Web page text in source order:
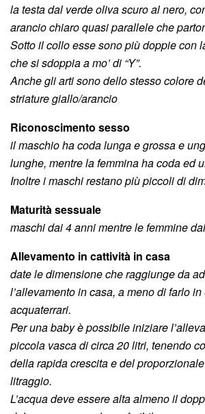
la testa dal verde oliva scuro al nero,
arancio chiaro quasi parallele che
Sotto il collo esse sono più doppie con
che si sdoppia a mo’ di “Y”.
Anche gli arti sono dello stesso colore
striature giallo/arancio
Riconoscimento sesso
il maschio ha coda lunga e grossa e
lunghe, mentre la femmina ha coda ed
Inoltre i maschi restano più piccoli di
Maturità sessuale
maschi dai 4 anni mentre le femmine
Allevamento in cattività in casa
date le dimensione che raggiunge da
l’allevamento in casa, a meno di farlo
acquaterrari.
Per una baby è possibile iniziare
piccola vasca di circa 20 litri, tenendo
della rapida crescita e del
litraggio.
L’acqua deve essere alta almeno il